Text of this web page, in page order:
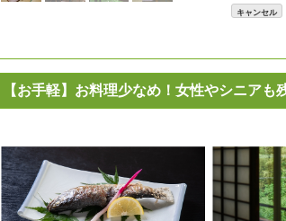
キャンセル
【お手軽】お料理少なめ！女性やシニアも